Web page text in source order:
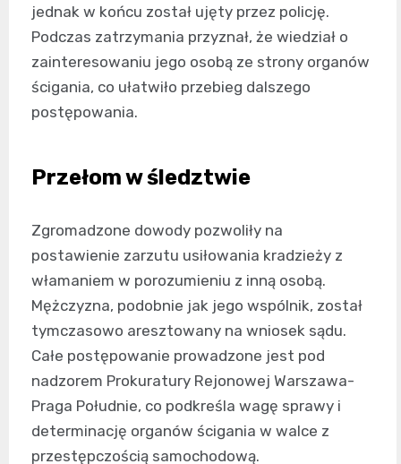
jednak w końcu został ujęty przez policję.
Podczas zatrzymania przyznał, że wiedział o
zainteresowaniu jego osobą ze strony organów
ścigania, co ułatwiło przebieg dalszego
postępowania.
Przełom w śledztwie
Zgromadzone dowody pozwoliły na
postawienie zarzutu usiłowania kradzieży z
włamaniem w porozumieniu z inną osobą.
Mężczyzna, podobnie jak jego wspólnik, został
tymczasowo aresztowany na wniosek sądu.
Całe postępowanie prowadzone jest pod
nadzorem Prokuratury Rejonowej Warszawa-
Praga Południe, co podkreśla wagę sprawy i
determinację organów ścigania w walce z
przestępczością samochodową.